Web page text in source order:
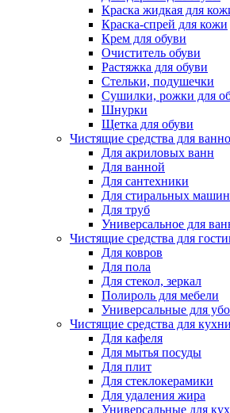
Краска жидкая для
Краска-спрей для кожи
Крем для обуви
Очиститель обуви
Растяжка для обуви
Стельки, подушечки
Сушилки, рожки для
Шнурки
Щетка для обуви
Чистящие средства для
Для акриловых ванн
Для ванной
Для сантехники
Для стиральных машин
Для труб
Универсальное для
Чистящие средства для
Для ковров
Для пола
Для стекол, зеркал
Полироль для мебели
Универсальные для
Чистящие средства для кухни
Для кафеля
Для мытья посуды
Для плит
Для стеклокерамики
Для удаления жира
Универсальные для